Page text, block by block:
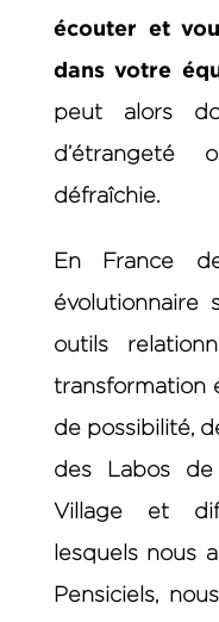
écouter et
dans votre
peut alors
défraîchie.
En France
évolutionnaire
outils
transformation
de possibilité,
des Labos
Village et
lesquels nous
Pensiciels,